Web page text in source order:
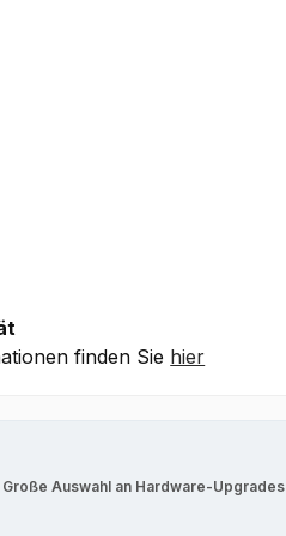
finden Sie hier
Große Auswahl an Hardware-Upgrades